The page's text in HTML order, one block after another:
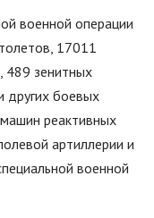
военной операции
17011
489 зенитных
других боевых
реактивных
артиллерии и
военной